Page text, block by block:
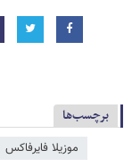
برچسب‌ها
موزیلا فایرفاکس